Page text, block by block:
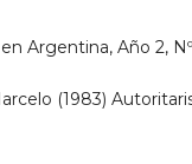
Argentina, Año 2,
(1983)